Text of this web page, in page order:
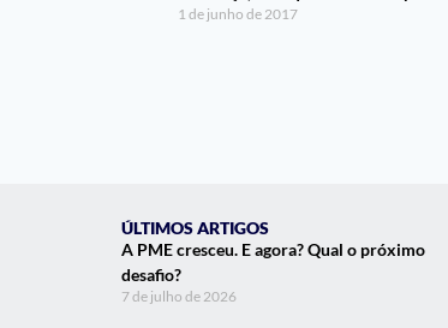
1 de junho de 2017
ÚLTIMOS ARTIGOS
A PME cresceu. E agora? Qual o próximo
desafio?
7 de julho de 2026